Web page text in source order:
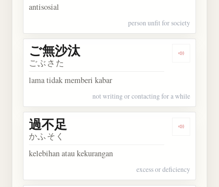
antisosial
person unfit for society
Dengarkan
ご無沙汰
ごぶさた
lama tidak memberi kabar
not writing or contacting for a while
Dengarkan
過不足
かふそく
kelebihan atau kekurangan
excess or deficiency